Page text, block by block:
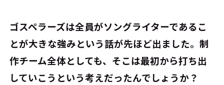
――ゴスペラーズは全員がソングライターであるこ
とが大きな強みという話が先ほど出ました。制
作チーム全体としても、そこは最初から打ち出
していこうという考えだったんでしょうか？